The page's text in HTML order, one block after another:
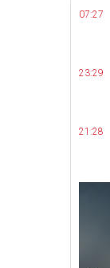
07:27
23:29
21:28